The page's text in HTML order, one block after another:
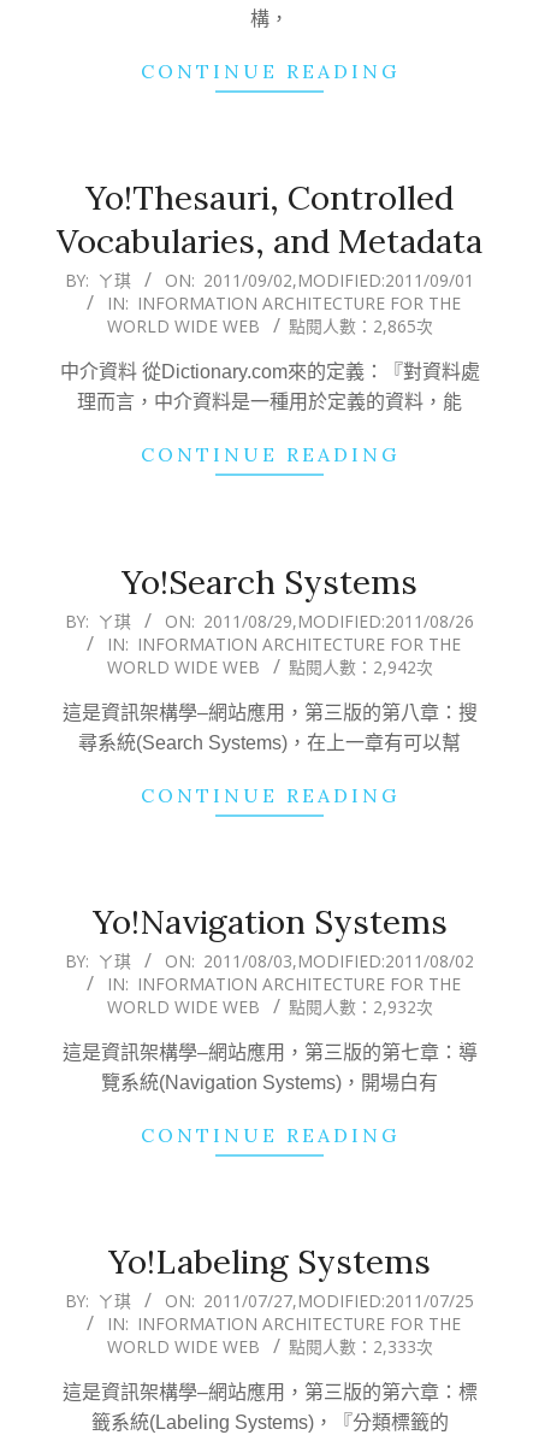
構，
CONTINUE READING
Yo!Thesauri, Controlled
Vocabularies, and Metadata
2011-
BY: ㄚ琪 ON: 2011/09/02,MODIFIED:2011/09/01
IN: INFORMATION ARCHITECTURE FOR THE
WORLD WIDE WEB
點閱人數：2,865次
中介資料 從Dictionary.com來的定義：『對資料處
理而言，中介資料是一種用於定義的資料，能
CONTINUE READING
Yo!Search Systems
2011-
BY: ㄚ琪 ON: 2011/08/29,MODIFIED:2011/08/26
IN: INFORMATION ARCHITECTURE FOR THE
WORLD WIDE WEB
點閱人數：2,942次
這是資訊架構學–網站應用，第三版的第八章：搜
尋系統(Search Systems)，在上一章有可以幫
CONTINUE READING
Yo!Navigation Systems
2011-
BY: ㄚ琪 ON: 2011/08/03,MODIFIED:2011/08/02
IN: INFORMATION ARCHITECTURE FOR THE
WORLD WIDE WEB
點閱人數：2,932次
這是資訊架構學–網站應用，第三版的第七章：導
覽系統(Navigation Systems)，開場白有
CONTINUE READING
Yo!Labeling Systems
2011-
BY: ㄚ琪 ON: 2011/07/27,MODIFIED:2011/07/25
IN: INFORMATION ARCHITECTURE FOR THE
WORLD WIDE WEB
點閱人數：2,333次
這是資訊架構學–網站應用，第三版的第六章：標
籤系統(Labeling Systems)，『分類標籤的